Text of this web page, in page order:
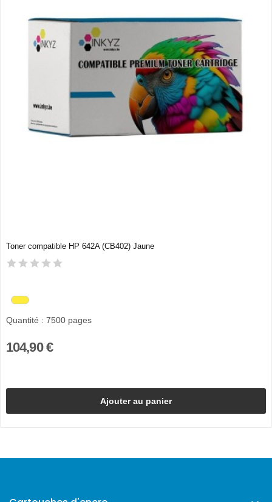
Toner compatible HP 642A (CB402) Jaune
Quantité : 7500 pages
104,90 €
Ajouter au panier